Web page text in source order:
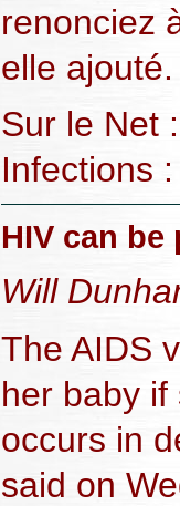
renonciez
elle ajouté.
Sur le Net
Infections
HIV can
Will
The AIDS
her baby if
occurs in
said on